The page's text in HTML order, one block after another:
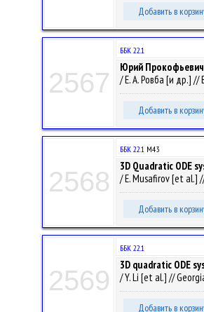
Добавить в
2567
ББК 22.1
Юрий
/ Е. А. Ровба [и др.] //
Добавить в
2568
ББК 22.1 М43
3D Quadratic ODE
/ E. Musafirov [et al.]
Добавить в
2569
ББК 22.1
3D quadratic ODE
/ Y. Li [et al.] //
Добавить в